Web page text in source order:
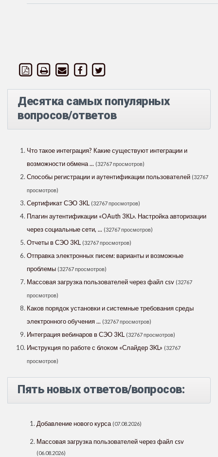
Десятка самых популярных
вопросов/ответов
Что такое интеграция? Какие существуют интеграции и
возможности обмена ... (32767 просмотров)
Способы регистрации и аутентификации пользователей (32767
просмотров)
Сертификат СЭО 3KL (32767 просмотров)
Плагин аутентификации «OAuth 3КL». Настройка авторизации
через социальные сети, ... (32767 просмотров)
Отчеты в СЭО 3KL (32767 просмотров)
Отправка электронных писем: варианты и возможные
проблемы (32767 просмотров)
Массовая загрузка пользователей через файл csv (32767
просмотров)
Каков порядок установки и системные требования среды
электронного обучения ... (32767 просмотров)
Интеграция вебинаров в СЭО 3KL (32767 просмотров)
Инструкция по работе с блоком «Слайдер 3KL» (32767
просмотров)
Пять новых ответов/вопросов:
Добавление нового курса (07.08.2026)
Массовая загрузка пользователей через файл csv
(06.08.2026)